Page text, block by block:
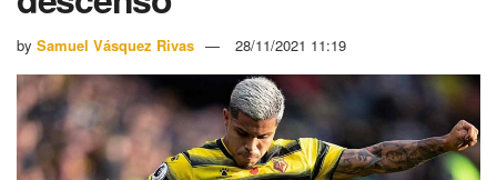
by Samuel Vásquez Rivas 28/11/2021 11:19